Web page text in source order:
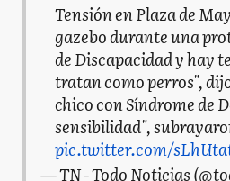
Tensión en Plaza de
gazebo durante una
de Discapacidad y hay
tratan como perros",
chico con Síndrome de
sensibilidad",
pic.twitter.com/
— TN - Todo Noticias